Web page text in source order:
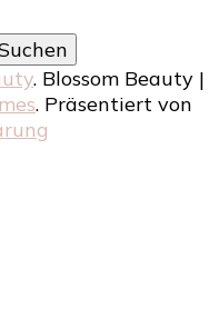
. Blossom Beauty |
. Präsentiert von